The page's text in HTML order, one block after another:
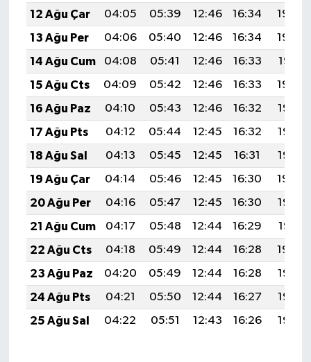
12 Ağu Çar
04:05 05:39 12:46 16:34
19:43
13 Ağu Per
04:06 05:40 12:46 16:34
19:42
14 Ağu Cum
04:08 05:41 12:46 16:33
19:41
15 Ağu Cts
04:09 05:42 12:46 16:33
19:39
16 Ağu Paz
04:10 05:43 12:46 16:32
19:38
17 Ağu Pts
04:12 05:44 12:45 16:32
19:37
18 Ağu Sal
04:13 05:45 12:45 16:31
19:35
19 Ağu Çar
04:14 05:46 12:45 16:30
19:34
20 Ağu Per
04:16 05:47 12:45 16:30
19:33
21 Ağu Cum
04:17 05:48 12:44 16:29
19:31
22 Ağu Cts
04:18 05:49 12:44 16:28
19:30
23 Ağu Paz
04:20 05:49 12:44 16:28
19:28
24 Ağu Pts
04:21 05:50 12:44 16:27
19:27
25 Ağu Sal
04:22 05:51 12:43 16:26 19:26